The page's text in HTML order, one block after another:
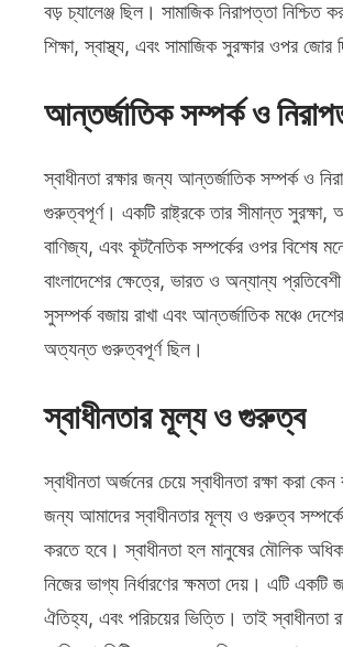
বড় চ্যালেঞ্জ ছিল। সামাজিক নিরাপত্তা নিশ্চিত
শিক্ষা, স্বাস্থ্য, এবং সামাজিক সুরক্ষার ওপর জোর
আন্তর্জাতিক সম্পর্ক ও
স্বাধীনতা রক্ষার জন্য আন্তর্জাতিক সম্পর্ক ও
গুরুত্বপূর্ণ। একটি রাষ্ট্রকে তার সীমান্ত সুরক্ষা,
বাণিজ্য, এবং কূটনৈতিক সম্পর্কের ওপর বিশেষ
বাংলাদেশের ক্ষেত্রে, ভারত ও অন্যান্য প্রতিবেশী
সুসম্পর্ক বজায় রাখা এবং আন্তর্জাতিক মঞ্চে দেশের
অত্যন্ত গুরুত্বপূর্ণ ছিল।
স্বাধীনতার মূল্য ও গুরুত্ব
স্বাধীনতা অর্জনের চেয়ে স্বাধীনতা রক্ষা করা
জন্য আমাদের স্বাধীনতার মূল্য ও গুরুত্ব সম্পর্কে
করতে হবে। স্বাধীনতা হল মানুষের মৌলিক
নিজের ভাগ্য নির্ধারণের ক্ষমতা দেয়। এটি একটি
ঐতিহ্য, এবং পরিচয়ের ভিত্তি। তাই স্বাধীনতা